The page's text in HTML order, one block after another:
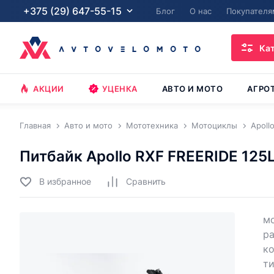
+375 (29) 647-55-15 Блог О нас
АКЦИИ УЦЕНКА АВТО И МОТО
Главная Авто и мото Мототехника Мотоциклы Apollo
Питбайк Apollo RXF FREERIDE
В избранное Cравнить